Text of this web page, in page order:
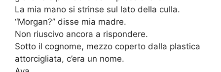
La mia mano si strinse sul lato della culla.
“Morgan?” disse mia madre.
Non riuscivo ancora a rispondere.
Sotto il cognome, mezzo coperto dalla plastica
attorcigliata, c’era un nome.